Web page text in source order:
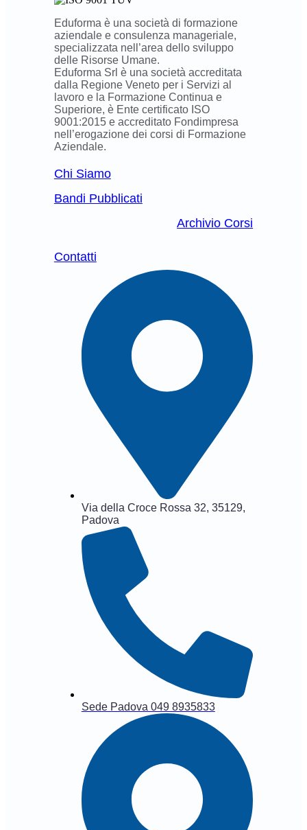
Eduforma è una società di formazione
aziendale e consulenza manageriale,
specializzata nell’area dello sviluppo
delle Risorse Umane.
Eduforma Srl è una società accreditata
dalla Regione Veneto per i Servizi al
lavoro e la Formazione Continua e
Superiore, è Ente certificato ISO
9001:2015 e accreditato Fondimpresa
nell’erogazione dei corsi di Formazione
Aziendale.
Chi Siamo
Bandi Pubblicati
Archivio Corsi
Contatti
Via della Croce Rossa 32, 35129,
Padova
Sede Padova 049 8935833